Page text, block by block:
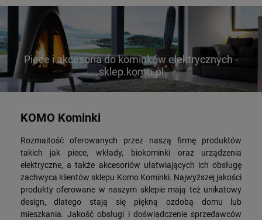
Piece i akcesoria do kominków elektrycznych -
sklep.komo.pl
KOMO Kominki
Rozmaitość oferowanych przez naszą firmę produktów
takich jak piece, wkłady, biokominki oraz urządzenia
elektryczne, a także akcesoriów ułatwiających ich obsługę
zachwyca klientów sklepu Komo Kominki. Najwyższej jakości
produkty oferowane w naszym sklepie mają też unikatowy
design, dlatego stają się piękną ozdobą domu lub
mieszkania. Jakość obsługi i doświadczenie sprzedawców